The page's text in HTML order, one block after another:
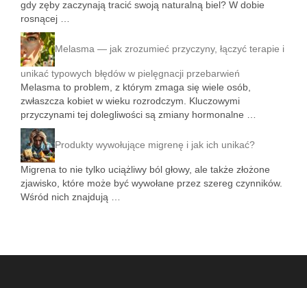
gdy zęby zaczynają tracić swoją naturalną biel? W dobie
rosnącej …
Melasma — jak zrozumieć przyczyny, łączyć terapie i
unikać typowych błędów w pielęgnacji przebarwień
Melasma to problem, z którym zmaga się wiele osób,
zwłaszcza kobiet w wieku rozrodczym. Kluczowymi
przyczynami tej dolegliwości są zmiany hormonalne …
Produkty wywołujące migrenę i jak ich unikać?
Migrena to nie tylko uciążliwy ból głowy, ale także złożone
zjawisko, które może być wywołane przez szereg czynników.
Wśród nich znajdują …